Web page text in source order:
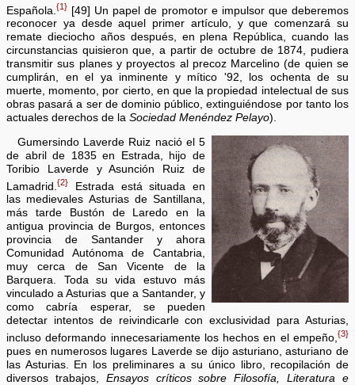
Española.{1} [49] Un papel de promotor e impulsor que deberemos
reconocer ya desde aquel primer artículo, y que comenzará su
remate dieciocho años después, en plena República, cuando las
circunstancias quisieron que, a partir de octubre de 1874, pudiera
transmitir sus planes y proyectos al precoz Marcelino (de quien se
cumplirán, en el ya inminente y mítico '92, los ochenta de su
muerte, momento, por cierto, en que la propiedad intelectual de sus
obras pasará a ser de dominio público, extinguiéndose por tanto los
actuales derechos de laSociedad Menéndez Pelayo).
Gumersindo Laverde Ruiz nació el 5
de abril de 1835 en Estrada, hijo de
Toribio Laverde y Asunción Ruiz de
Lamadrid.{2}
Estrada está situada en
las medievales Asturias de Santillana,
más tarde Bustón de Laredo en la
antigua provincia de Burgos, entonces
provincia de Santander y ahora
Comunidad Autónoma de Cantabria,
muy cerca de San Vicente de la
Barquera. Toda su vida estuvo más
vinculado a Asturias que a Santander, y
como cabría esperar, se pueden
detectar intentos de reivindicarle con exclusividad para Asturias,
incluso deformando innecesariamente los hechos en el empeño, {3}
pues en numerosos lugares Laverde se dijo asturiano, asturiano de
las Asturias. En los preliminares a su único libro, recopilación de
diversos trabajos, Ensayos críticos sobre Filosofía, Literatura e